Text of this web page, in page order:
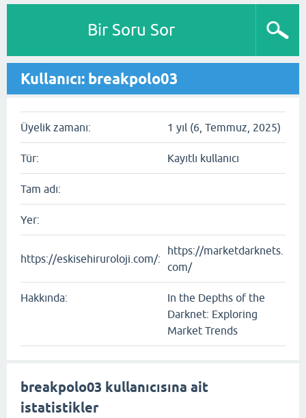
Bir Soru Sor
Kullanıcı: breakpolo03
Üyelik zamanı: 1 yıl (6, Temmuz, 2025)
Tür: Kayıtlı kullanıcı
Tam adı:
Yer:
https://eskisehiruroloji.com/:
https://marketdarknets.
com/
Hakkında:
In the Depths of the
Darknet: Exploring
Market Trends
breakpolo03 kullanıcısına ait
istatistikler